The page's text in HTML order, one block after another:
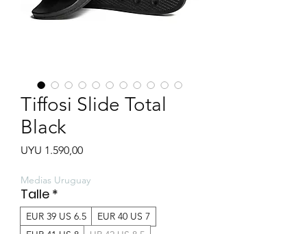
Tiffosi Slide Total
Black
UYU 1.590,00Preço
Medias Uruguay
Talle *
EUR 39 US 6.5
EUR 40 US 7